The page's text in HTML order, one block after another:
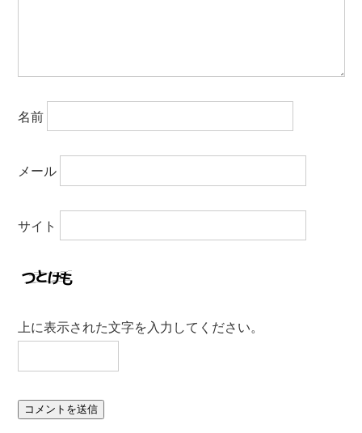
名前
メール
サイト
上に表示された文字を入力してください。